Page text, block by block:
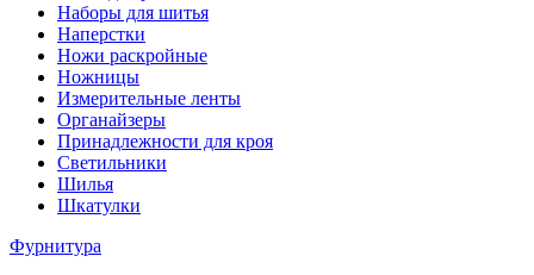
Наборы для шитья
Наперстки
Ножи раскройные
Ножницы
Измерительные ленты
Органайзеры
Принадлежности для кроя
Светильники
Шилья
Шкатулки
Фурнитура